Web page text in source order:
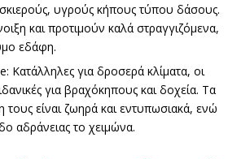
υγρούς κήπους τύπου δάσους.
και προτιμούν καλά στραγγιζόμενα,
εδάφη.
Κατάλληλες για δροσερά κλίματα, οι
για βραχόκηπους και δοχεία. Τα
τους είναι ζωηρά και εντυπωσιακά, ενώ
αδράνειας το χειμώνα.